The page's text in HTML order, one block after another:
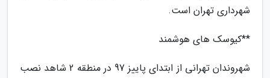
شهرداری تهران است.
**کیوسک های هوشمند
شهروندان تهرانی از ابتدای پاییز 97 در منطقه 2 شاهد نصب